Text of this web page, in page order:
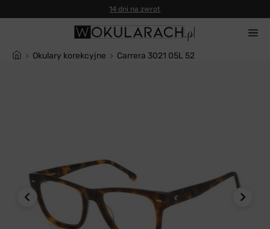
14 dni na zwrot
Okulary korekcyjne Carrera 3021 05L 52